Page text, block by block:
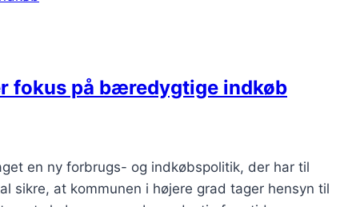
fokus på bæredygtige indkøb
en ny forbrugs- og indkøbspolitik, der har til
sikre, at kommunen i højere grad tager hensyn til